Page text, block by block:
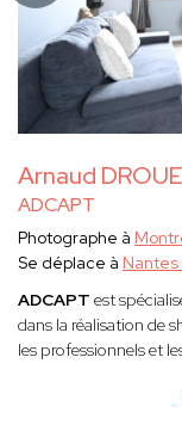
Arnaud
ADCAPT
Photographe à
Se déplace à
ADCAPT est
dans la réalisation de
les professionnels et